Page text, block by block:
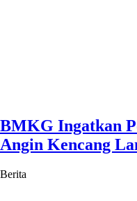
BMKG Ingatkan
Angin Kencang
Berita